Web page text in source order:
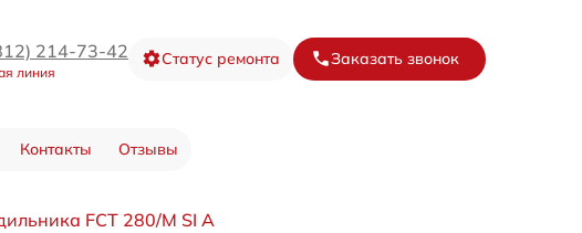
214-73-42
линия
Статус ремонта Заказать звонок
Контакты Отзывы
FCT 280/M SI A